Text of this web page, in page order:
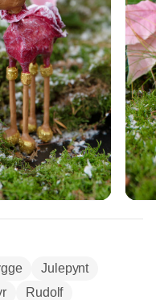
Julepynt
Rudolf